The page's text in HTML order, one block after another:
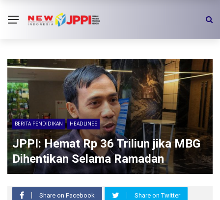
BERITA PENDIDIKAN HEADLINES
JPPI: Hemat Rp 36 Triliun jika MBG
Dihentikan Selama Ramadan
Share on Facebook Share on Twitter